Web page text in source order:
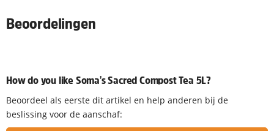
Beoordelingen
How do you like Soma's Sacred Compost Tea 5L?
Beoordeel als eerste dit artikel en help anderen bij de
beslissing voor de aanschaf: